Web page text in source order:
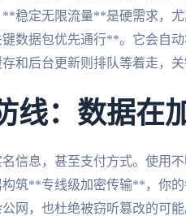
稳定无限流量**是硬需求，
数据包优先通行**。它会自
和后台更新则排队等着走，
线：数据在
信息，甚至支付方式。使用
筑**专线级加密传输**，你
网，也杜绝被窃听篡改的可